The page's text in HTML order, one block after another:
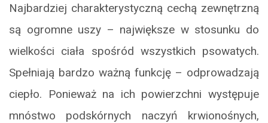
Najbardziej charakterystyczną cechą zewnętrzną
są ogromne uszy – największe w stosunku do
wielkości ciała spośród wszystkich psowatych.
Spełniają bardzo ważną funkcję – odprowadzają
ciepło. Ponieważ na ich powierzchni występuje
mnóstwo podskórnych naczyń krwionośnych,